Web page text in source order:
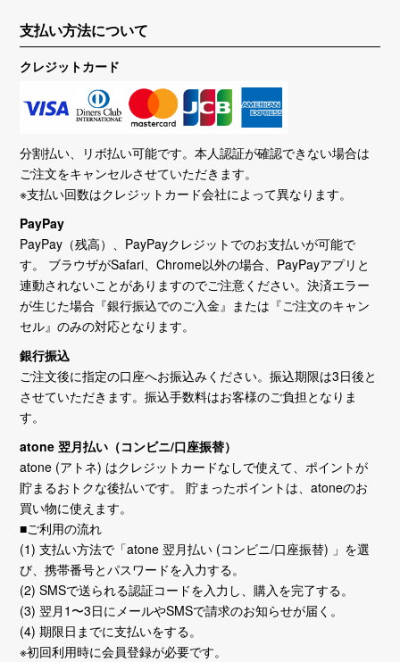
支払い方法について
クレジットカード
分割払い、リボ払い可能です。本人認証が確認できない場合は
ご注文をキャンセルさせていただきます。
※支払い回数はクレジットカード会社によって異なります。
PayPay
PayPay（残高）、PayPayクレジットでのお支払いが可能で
す。 ブラウザがSafari、Chrome以外の場合、PayPayアプリと
連動されないことがありますのでご注意ください。決済エラー
が生じた場合『銀行振込でのご入金』または『ご注文のキャン
セル』のみの対応となります。
銀行振込
ご注文後に指定の口座へお振込みください。振込期限は3日後と
させていただきます。振込手数料はお客様のご負担となりま
す。
atone 翌月払い（コンビニ/口座振替）
atone (アトネ) はクレジットカードなしで使えて、ポイントが
貯まるおトクな後払いです。 貯まったポイントは、atoneのお
買い物に使えます。
■ご利用の流れ
(1) 支払い方法で「atone 翌月払い (コンビニ/口座振替) 」を選
び、携帯番号とパスワードを入力する。
(2) SMSで送られる認証コードを入力し、購入を完了する。
(3) 翌月1〜3日にメールやSMSで請求のお知らせが届く。
(4) 期限日までに支払いをする。
※初回利用時に会員登録が必要です。